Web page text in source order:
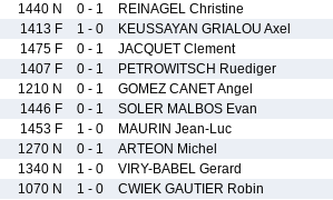
1440 N 0 - 1 REINAGEL Christine
1413 F 1 - 0 KEUSSAYAN GRIALOU Axel
1475 F 0 - 1 JACQUET Clement
1407 F 0 - 1 PETROWITSCH Ruediger
1210 N 0 - 1 GOMEZ CANET Angel
1446 F 0 - 1 SOLER MALBOS Evan
1453 F 1 - 0 MAURIN Jean-Luc
1270 N 0 - 1 ARTEON Michel
1340 N 1 - 0 VIRY-BABEL Gerard
1070 N 1 - 0 CWIEK GAUTIER Robin